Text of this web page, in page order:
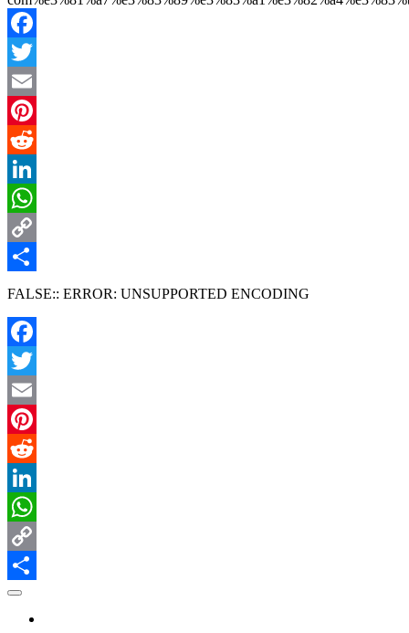
Facebook
Twitter
Email
Pinterest
Reddit
LinkedIn
WhatsApp
Copy
Link
共
有
FALSE:: ERROR: UNSUPPORTED ENCODING
Facebook
Twitter
Email
Pinterest
Reddit
LinkedIn
WhatsApp
Copy
Link
共